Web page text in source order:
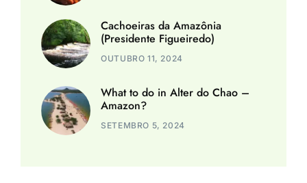
Cachoeiras da Amazônia
(Presidente Figueiredo)
OUTUBRO 11, 2024
What to do in Alter do Chao –
Amazon?
SETEMBRO 5, 2024